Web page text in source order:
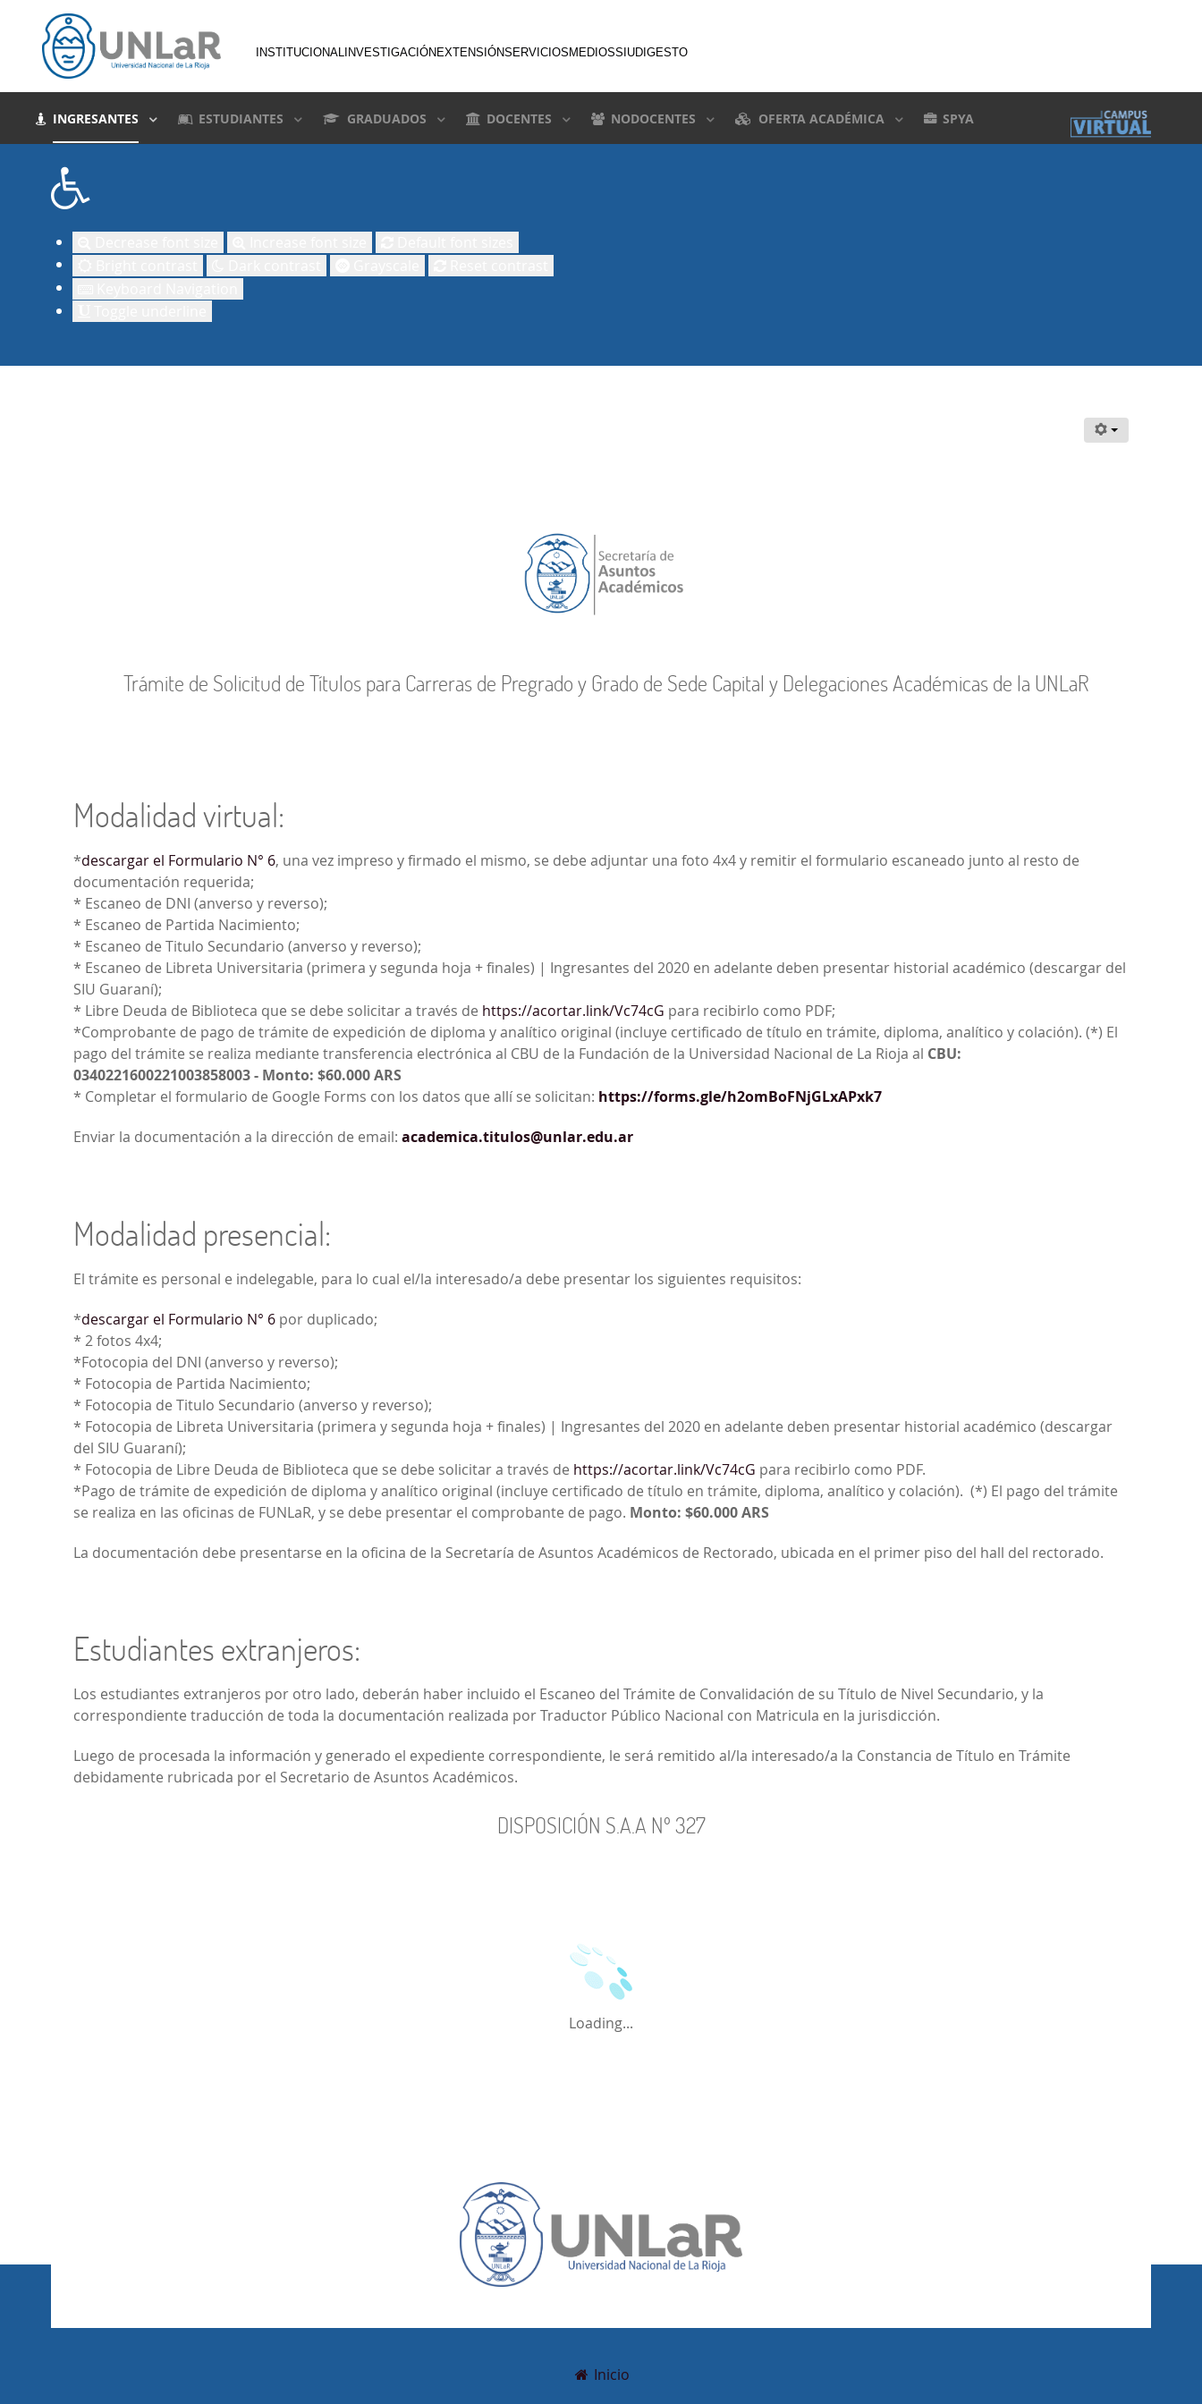
INSTITUCIONAL INVESTIGACIÓN EXTENSIÓNSERVICIOS MEDIOSSIUDIGESTO
INGRESANTES ESTUDIANTES GRADUADOS DOCENTES NODOCENTES OFERTA ACADÉMICA SPYA
Trámite de Solicitud de Títulos para Carreras de Pregrado y Grado de Sede Capital y Delegaciones Académicas de la UNLaR
Modalidad virtual:
*descargar el Formulario N° 6, una vez impreso y firmado el mismo, se debe adjuntar una foto 4x4 y remitir el formulario escaneado junto al resto de
documentación requerida;
* Escaneo de DNI (anverso y reverso);
* Escaneo de Partida Nacimiento;
* Escaneo de Titulo Secundario (anverso y reverso);
* Escaneo de Libreta Universitaria (primera y segunda hoja + finales) | Ingresantes del 2020 en adelante deben presentar historial académico (descargar del
SIU Guaraní);
* Libre Deuda de Biblioteca que se debe solicitar a través de https://acortar.link/Vc74cG para recibirlo como PDF;
*Comprobante de pago de trámite de expedición de diploma y analítico original (incluye certificado de título en trámite, diploma, analítico y colación). (*) El
pago del trámite se realiza mediante transferencia electrónica al CBU de la Fundación de la Universidad Nacional de La Rioja al CBU:
0340221600221003858003 - Monto: $60.000 ARS
* Completar el formulario de Google Forms con los datos que allí se solicitan: https://forms.gle/h2omBoFNjGLxAPxk7
Enviar la documentación a la dirección de email: academica.titulos@unlar.edu.ar
Modalidad presencial:
El trámite es personal e indelegable, para lo cual el/la interesado/a debe presentar los siguientes requisitos:
*descargar el Formulario N° 6 por duplicado;
* 2 fotos 4x4;
*Fotocopia del DNI (anverso y reverso);
* Fotocopia de Partida Nacimiento;
* Fotocopia de Titulo Secundario (anverso y reverso);
* Fotocopia de Libreta Universitaria (primera y segunda hoja + finales) | Ingresantes del 2020 en adelante deben presentar historial académico (descargar
del SIU Guaraní);
* Fotocopia de Libre Deuda de Biblioteca que se debe solicitar a través de https://acortar.link/Vc74cG para recibirlo como PDF.
*Pago de trámite de expedición de diploma y analítico original (incluye certificado de título en trámite, diploma, analítico y colación). (*) El pago del trámite
se realiza en las oficinas de FUNLaR, y se debe presentar el comprobante de pago. Monto: $60.000 ARS
La documentación debe presentarse en la oficina de la Secretaría de Asuntos Académicos de Rectorado, ubicada en el primer piso del hall del rectorado.
Estudiantes extranjeros:
Los estudiantes extranjeros por otro lado, deberán haber incluido el Escaneo del Trámite de Convalidación de su Título de Nivel Secundario, y la
correspondiente traducción de toda la documentación realizada por Traductor Público Nacional con Matricula en la jurisdicción.
Luego de procesada la información y generado el expediente correspondiente, le será remitido al/la interesado/a la Constancia de Título en Trámite
debidamente rubricada por el Secretario de Asuntos Académicos.
DISPOSICIÓN S.A.A Nº 327
Loading...
Inicio